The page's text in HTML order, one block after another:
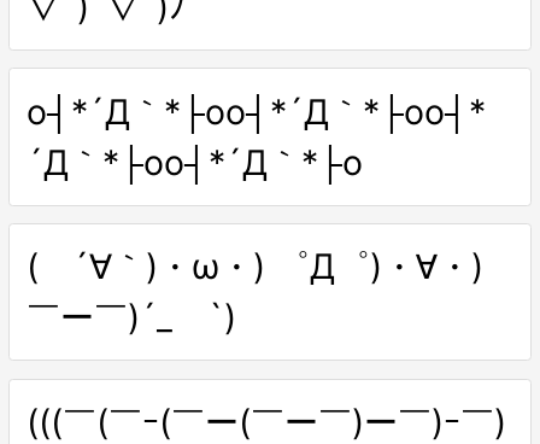
o┤*´Д｀*├oo┤*´Д｀*├oo┤*
´Д｀*├oo┤*´Д｀*├o
( ´∀｀)・ω・) ゜Д゜)・∀・)
￣ー￣)´_ゝ`)
(((￣(￣ｰ(￣ー(￣ー￣)ー￣)ｰ￣)